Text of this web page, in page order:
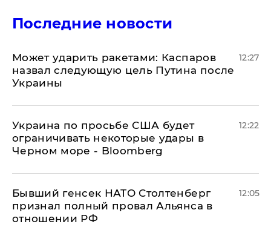
Последние новости
Может ударить ракетами: Каспаров
назвал следующую цель Путина после
Украины
12:27
Украина по просьбе США будет
ограничивать некоторые удары в
Черном море - Bloomberg
12:22
Бывший генсек НАТО Столтенберг
признал полный провал Альянса в
отношении РФ
12:05